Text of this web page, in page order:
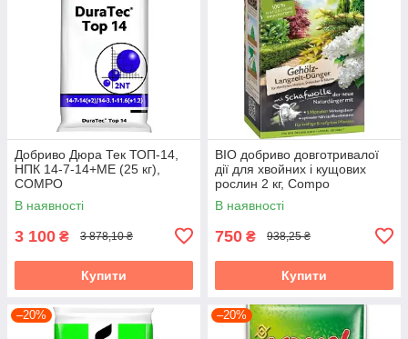
Добриво Дюра Тек ТОП-14,
НПК 14-7-14+МЕ (25 кг),
COMPO
В наявності
3 100 ₴ 3 878,10 ₴
Купити
BIO добриво довготривалої
дії для хвойних і кущових
рослин 2 кг, Compo
В наявності
750 ₴ 938,25 ₴
Купити
–20% –20%